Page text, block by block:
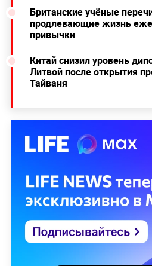
Британские учёные
продлевающие жизнь
привычки
Китай снизил уровень
Литвой после открытия
Тайваня